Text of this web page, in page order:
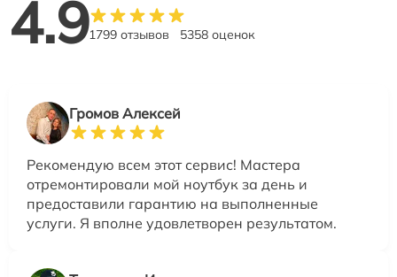
4.91799 отзывов 5358 оценок
Громов Алексей
Рекомендую всем этот сервис! Мастера
отремонтировали мой ноутбук за день и
предоставили гарантию на выполненные
услуги. Я вполне удовлетворен результатом.